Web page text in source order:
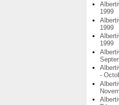
1999
1999
1999
-